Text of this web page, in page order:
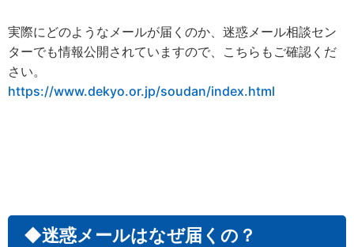
実際にどのようなメールが届くのか、迷惑メール相談セン
ターでも情報公開されていますので、こちらもご確認くだ
さい。
https://www.dekyo.or.jp/soudan/index.html
◆迷惑メールはなぜ届くの？